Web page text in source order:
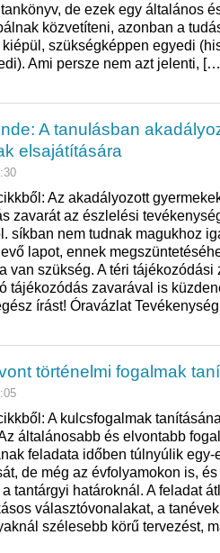
de ezek egy általános
közvetíteni, azonban a
szükségképpen egyedi
Ami persze nem azt jelenti,
A tanulásban
elsajátítására
Az akadályozott
zavarát az észlelési
síkban nem tudnak magukhoz
lapot, ennek
van szükség. A téri tájékozódási
tájékozódás zavarával is
írást! Óravázlat
történelmi fogalmak
A kulcsfogalmak
általánosabb és elvontabb
feladata időben túlnyúlik egy-
de még az évfolyamokon is,
tantárgyi határoknál. A feladat
választóvonalakat, a
szélesebb körű tervezést,